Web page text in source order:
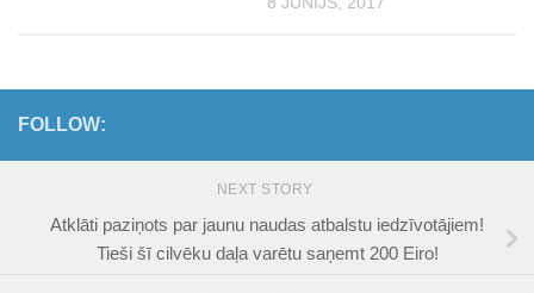
FOLLOW:
NEXT STORY
Atklāti paziņots par jaunu naudas atbalstu iedzīvotājiem!
Tieši šī cilvēku daļa varētu saņemt 200 Eiro!